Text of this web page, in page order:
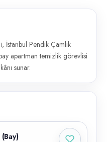
İstanbul Pendik Çamlık
apartman temizlik görevlisi
sunar.